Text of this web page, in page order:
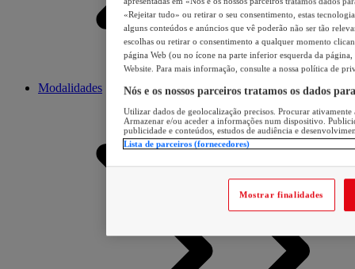
Modalidades
«Rejeitar tudo» ou retirar o seu consentimento, estas
alguns conteúdos e anúncios que vê poderão não ser tão
escolhas ou retirar o consentimento a qualquer momento
página Web (ou no ícone na parte inferior esquerda da página,
Website. Para mais informação, consulte a nossa política de
Nós e os nossos parceiros tratamos os dados
Utilizar dados de geolocalização precisos. Procurar
Armazenar e/ou aceder a informações num dispositivo.
publicidade e conteúdos, estudos de audiência e
Lista de parceiros (fornecedores)
Mostrar finalidades